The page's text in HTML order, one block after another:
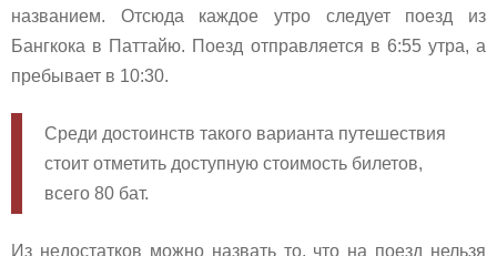
названием. Отсюда каждое утро следует поезд из
Бангкока в Паттайю. Поезд отправляется в 6:55 утра, а
пребывает в 10:30.
Среди достоинств такого варианта путешествия
стоит отметить доступную стоимость билетов,
всего 80 бат.
Из недостатков можно назвать то, что на поезд нельзя